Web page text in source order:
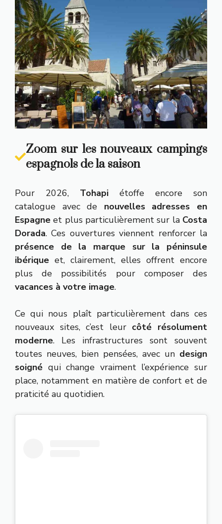
Zoom sur les nouveaux campings
espagnols de la saison
Pour 2026, Tohapi étoffe encore son
catalogue avec de nouvelles adresses en
Espagne et plus particulièrement sur la Costa
Dorada. Ces ouvertures viennent renforcer la
présence de la marque sur la péninsule
ibérique et, clairement, elles offrent encore
plus de possibilités pour composer des
vacances à votre image.
Ce qui nous plaît particulièrement dans ces
nouveaux sites, c’est leur côté résolument
moderne. Les infrastructures sont souvent
toutes neuves, bien pensées, avec un design
soigné qui change vraiment l’expérience sur
place, notamment en matière de confort et de
praticité au quotidien.